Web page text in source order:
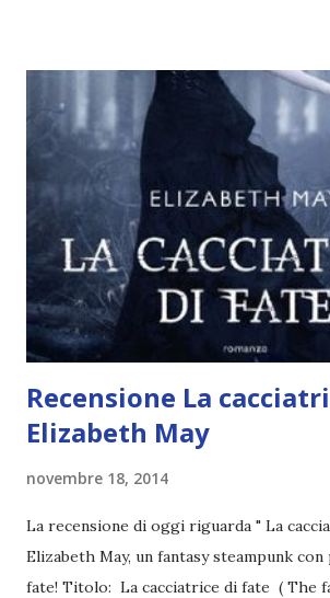
parte di voi ormai lo ha già letto e
è un libro adatto per un gruppo di
in pochissimi giorni, sarebbe una
per settimane. Lo stesso vale per Il
ho divorato in un solo giorno! Ad ogni
che potremmo leggere più di un volume
specie se i libri sono molto scorrevoli e
batter d'occhio...
Recensione La
Elizabeth May
novembre 18, 2014
La recensione di oggi riguarda " La
Elizabeth May, un fantasy steampunk
fate! Titolo: La cacciatrice di fate ( The